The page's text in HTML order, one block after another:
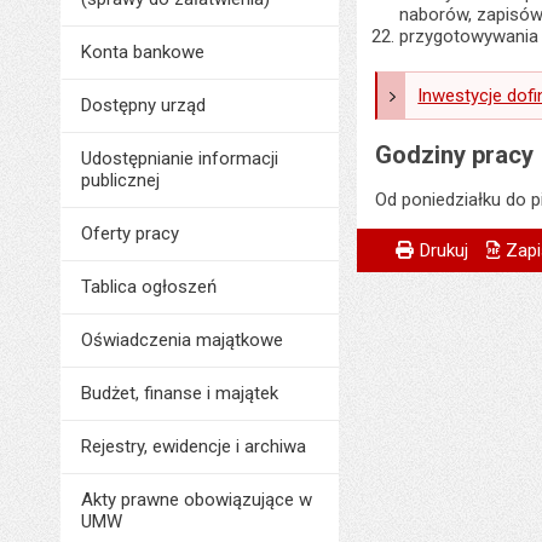
Konta bankowe
Dostępny urząd
Udostępnianie informacji
publicznej
Oferty pracy
Tablica ogłoszeń
Oświadczenia majątkowe
Budżet, finanse i majątek
Rejestry, ewidencje i archiwa
Akty prawne obowiązujące w
UMW
naborów,
Inwestycje
Godziny pracy
Od poniedziałku do
Metryczka
Odpowiedzialny
Powiadom
Drukuj